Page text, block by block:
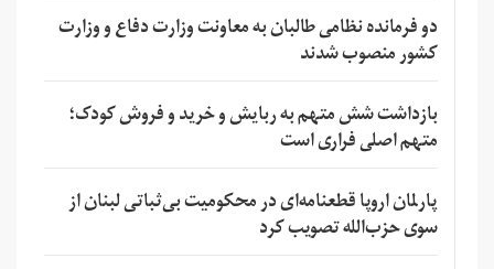
دو فرمانده نظامی طالبان به معاونت وزارت دفاع و وزارت
کشور منصوب شدند
بازداشت شش متهم به ربایش و خرید و فروش کودک؛
متهم اصلی فراری است
پارلمان اروپا قطعنامه‌ای در محکومیت بی‌ثباتی لبنان از
سوی حزب‌الله تصویب کرد